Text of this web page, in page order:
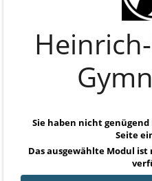
Anmelden
Sie haben nicht
Seite
Das ausgewählte Modul